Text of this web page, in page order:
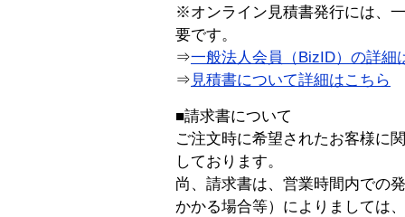
※オンライン見積書発行には、
要です。
⇒一般法人会員（BizID）の詳細
⇒ 見積書について詳細はこちら
■請求書について
ご注文時に希望されたお客様に
しております。
尚、請求書は、営業時間内での
かかる場合等）によりましては